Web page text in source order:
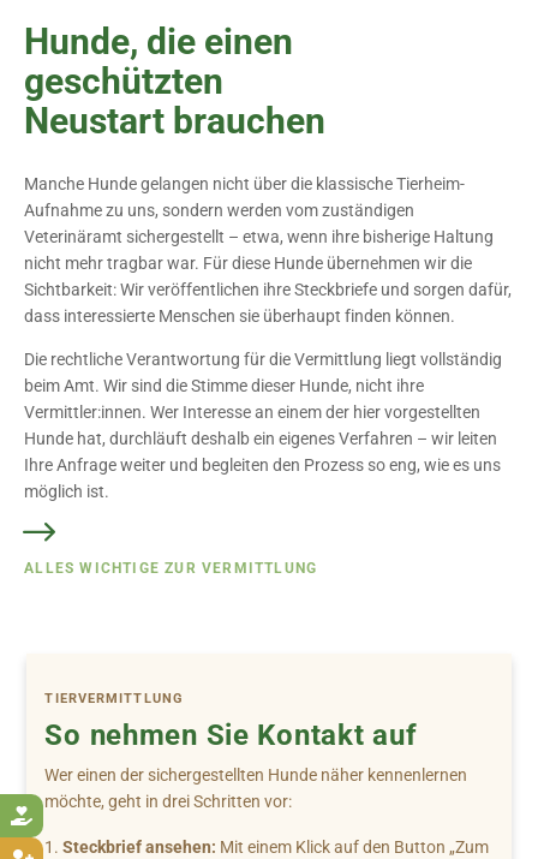

Hunde, die einen
geschützten
Neustart brauchen
Manche Hunde gelangen nicht über die klassische Tierheim-
Aufnahme zu uns, sondern werden vom zuständigen
Veterinäramt sichergestellt – etwa, wenn ihre bisherige Haltung
nicht mehr tragbar war. Für diese Hunde übernehmen wir die
Sichtbarkeit: Wir veröffentlichen ihre Steckbriefe und sorgen dafür,
dass interessierte Menschen sie überhaupt finden können.
Die rechtliche Verantwortung für die Vermittlung liegt vollständig
beim Amt. Wir sind die Stimme dieser Hunde, nicht ihre
Vermittler:innen. Wer Interesse an einem der hier vorgestellten
Hunde hat, durchläuft deshalb ein eigenes Verfahren – wir leiten
Ihre Anfrage weiter und begleiten den Prozess so eng, wie es uns
möglich ist.
ALLES WICHTIGE ZUR VERMITTLUNG
TIERVERMITTLUNG
So nehmen Sie Kontakt auf
Wer einen der sichergestellten Hunde näher kennenlernen
möchte, geht in drei Schritten vor:
Steckbrief ansehen: Mit einem Klick auf den Button „Zum